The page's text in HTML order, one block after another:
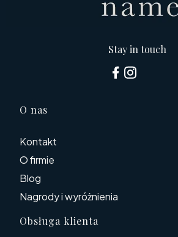
Stay in touch
Linki w stopce
O nas
Kontakt
O firmie
Blog
Nagrody i wyróżnienia
Obsługa klienta